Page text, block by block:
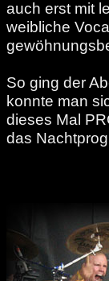
auch erst mit
weibliche
So ging der
konnte man
dieses Mal
das